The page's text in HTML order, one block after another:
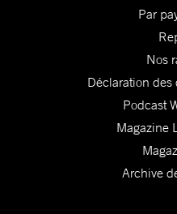
Par
Nos
Déclaration
Podcast
Magazine
Archive